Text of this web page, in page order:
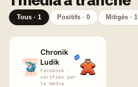
Tous · 1 Positifs · 0 Mitigés · 1
Chronik
Ludik
Facebook ·
vérifiée par
le média